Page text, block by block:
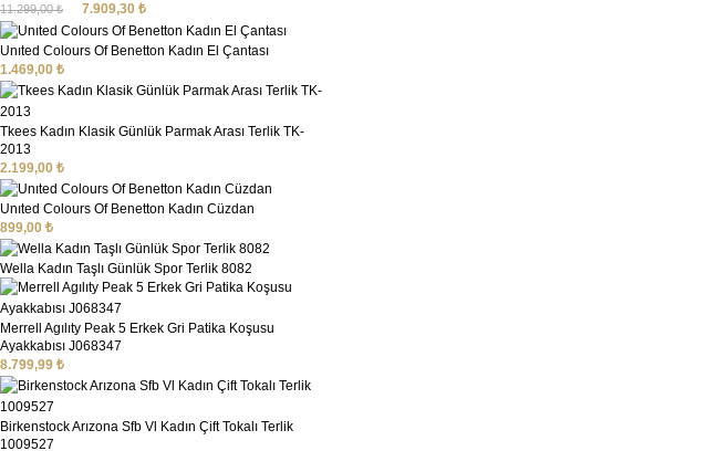
11.299,00₺ 7.909,30 ₺
Unıted Colours Of Benetton Kadın El Çantası
1.469,00 ₺
Tkees Kadın Klasik Günlük Parmak Arası Terlik TK-
2013
2.199,00 ₺
Unıted Colours Of Benetton Kadın Cüzdan
899,00 ₺
Wella Kadın Taşlı Günlük Spor Terlik 8082
Merrell Agılıty Peak 5 Erkek Gri Patika Koşusu
Ayakkabısı J068347
8.799,99 ₺
Birkenstock Arızona Sfb Vl Kadın Çift Tokalı Terlik
1009527